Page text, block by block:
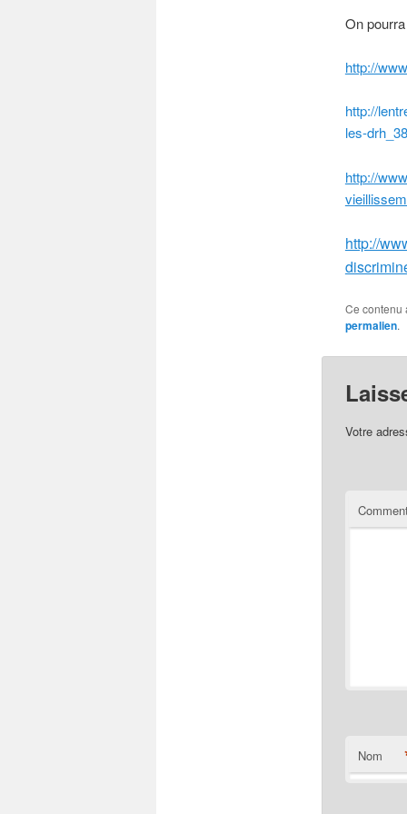
On
http://
http://
les-
http://
http://
Ce contenu
permalien.
Votre
Nom